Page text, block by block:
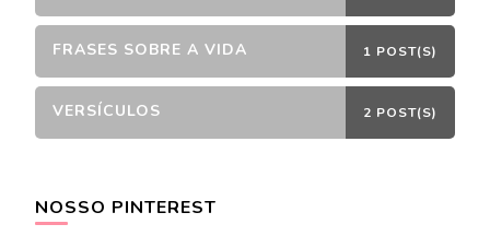
FRASES SOBRE A VIDA 1 POST(S)
VERSÍCULOS 2 POST(S)
NOSSO PINTEREST